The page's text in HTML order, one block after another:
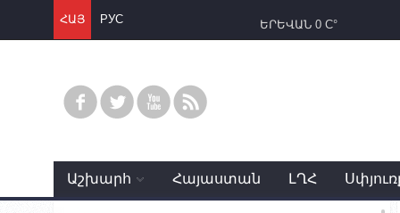
ՀԱՅ РУС ԵՐԵՎԱՆ 0 C°
Աշխարհ Հայաստան ԼՂՀ